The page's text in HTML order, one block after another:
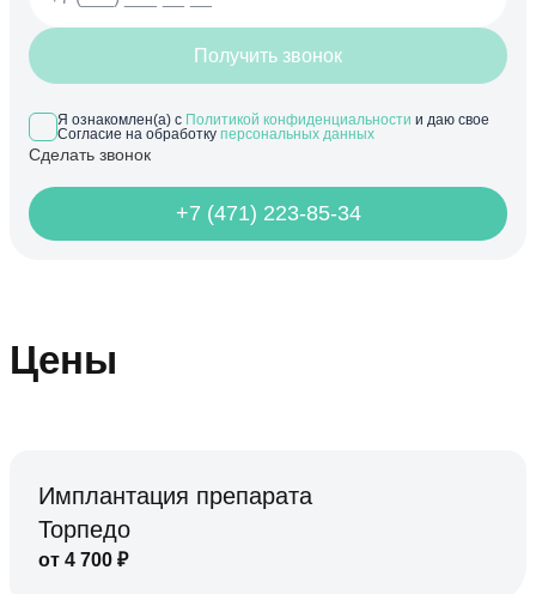
Получить звонок
Я ознакомлен(а) с Политикой конфиденциальности и даю свое
Согласие на обработку персональных данных
Сделать звонок
+7 (471) 223-85-34
Цены
Имплантация препарата
Торпедо
от 4 700 ₽